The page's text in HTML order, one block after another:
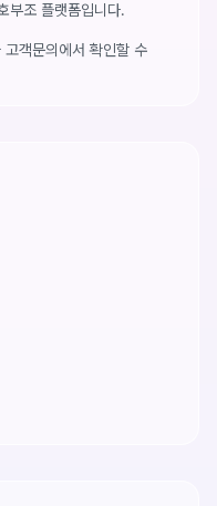
부조 플랫폼입니다.
객문의에서 확인할 수